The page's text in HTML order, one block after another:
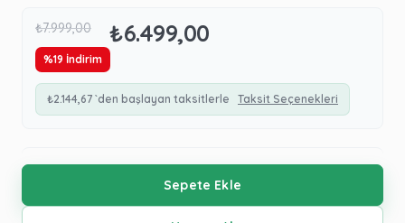
₺7.999,00 ₺6.499,00
%19 İndirim
₺2.144,67 `den başlayan taksitlerle Taksit Seçenekleri